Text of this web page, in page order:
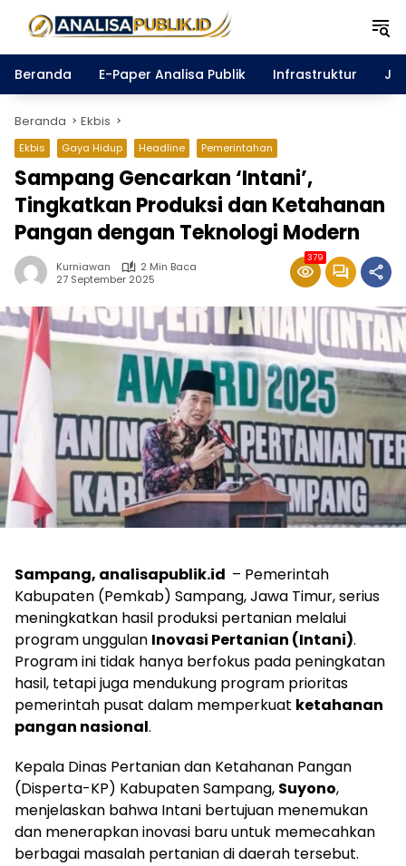
Beranda
E-Paper Analisa Publik Infrastruktur
Beranda Ekbis
Ekbis Gaya Hidup Headline Pemerintahan
Sampang Gencarkan ‘Intani’,
Tingkatkan Produksi dan Ketahanan
Pangan dengan Teknologi Modern
Kurniawan
2 Min Baca
27 September 2025
379
Sampang, analisapublik.id – Pemerintah
Kabupaten (Pemkab) Sampang, Jawa Timur, serius
meningkatkan hasil produksi pertanian melalui
program unggulan Inovasi Pertanian (Intani).
Program ini tidak hanya berfokus pada peningkatan
hasil, tetapi juga mendukung program prioritas
pemerintah pusat dalam memperkuat ketahanan
pangan nasional.
Kepala Dinas Pertanian dan Ketahanan Pangan
(Disperta-KP) Kabupaten Sampang, Suyono,
menjelaskan bahwa Intani bertujuan menemukan
dan menerapkan inovasi baru untuk memecahkan
berbagai masalah pertanian di daerah tersebut.